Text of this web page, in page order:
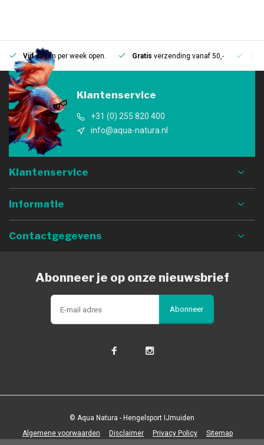
Vijfdagen per week open. Gratis verzending vanaf 50,-
Klantenservice
+31 (0) 255 820 400
info@aqua-natura.nl
Klantenservice
Informatie
Contactgegevens
Abonneer je op onze nieuwsbrief
Abonneer
Algemene voorwaarden Disclaimer Privacy Policy Sitemap
© Aqua Natura - Hengelsport IJmuiden